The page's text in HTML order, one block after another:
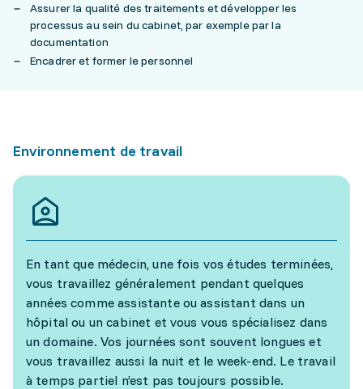
Assurer la qualité des traitements et développer les
processus au sein du cabinet, par exemple par la
documentation
Encadrer et former le personnel
Environnement de travail
En tant que médecin, une fois vos études terminées,
vous travaillez généralement pendant quelques
années comme assistante ou assistant dans un
hôpital ou un cabinet et vous vous spécialisez dans
un domaine. Vos journées sont souvent longues et
vous travaillez aussi la nuit et le week-end. Le travail
à temps partiel n’est pas toujours possible.